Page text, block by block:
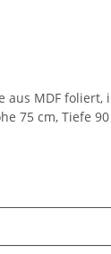
aus MDF foliert,
75 cm, Tiefe